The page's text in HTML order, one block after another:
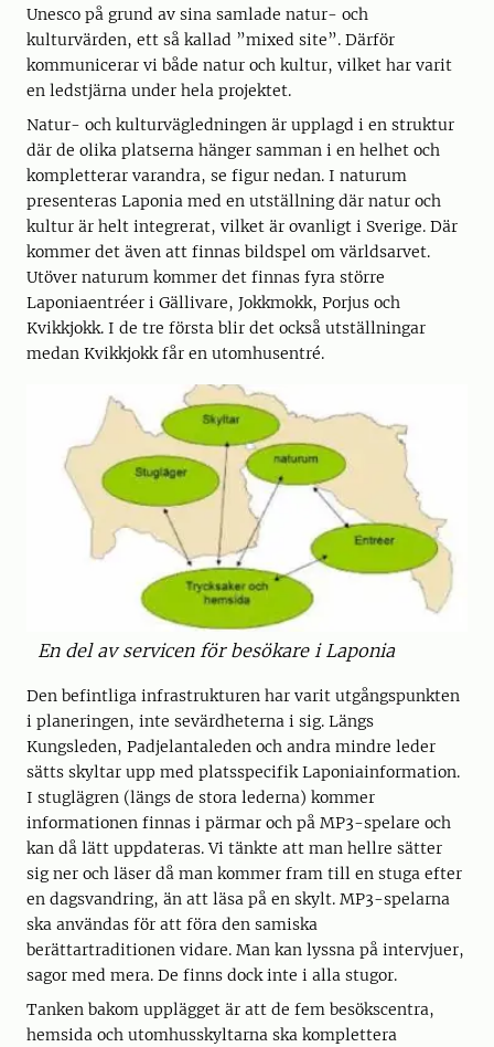
Unesco på grund av sina samlade natur- och
kulturvärden, ett så kallad ”mixed site”. Därför
kommunicerar vi både natur och kultur, vilket har varit
en ledstjärna under hela projektet.
Natur- och kulturvägledningen är upplagd i en struktur
där de olika platserna hänger samman i en helhet och
kompletterar varandra, se figur nedan. I naturum
presenteras Laponia med en utställning där natur och
kultur är helt integrerat, vilket är ovanligt i Sverige. Där
kommer det även att finnas bildspel om världsarvet.
Utöver naturum kommer det finnas fyra större
Laponiaentréer i Gällivare, Jokkmokk, Porjus och
Kvikkjokk. I de tre första blir det också utställningar
medan Kvikkjokk får en utomhusentré.
En del av servicen för besökare i Laponia
Den befintliga infrastrukturen har varit utgångspunkten
i planeringen, inte sevärdheterna i sig. Längs
Kungsleden, Padjelantaleden och andra mindre leder
sätts skyltar upp med platsspecifik Laponiainformation.
I stuglägren (längs de stora lederna) kommer
informationen finnas i pärmar och på MP3-spelare och
kan då lätt uppdateras. Vi tänkte att man hellre sätter
sig ner och läser då man kommer fram till en stuga efter
en dagsvandring, än att läsa på en skylt. MP3-spelarna
ska användas för att föra den samiska
berättartraditionen vidare. Man kan lyssna på intervjuer,
sagor med mera. De finns dock inte i alla stugor.
Tanken bakom upplägget är att de fem besökscentra,
hemsida och utomhusskyltarna ska komplettera